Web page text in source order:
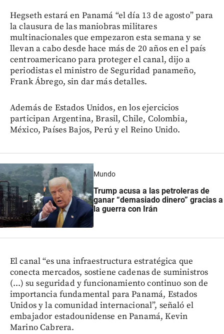
Hegseth estará en Panamá “el día 13 de agosto” para
la clausura de las maniobras militares
multinacionales que empezaron esta semana y se
llevan a cabo desde hace más de 20 años en el país
centroamericano para proteger el canal, dijo a
periodistas el ministro de Seguridad panameño,
Frank Ábrego, sin dar más detalles.
Además de Estados Unidos, en los ejercicios
participan Argentina, Brasil, Chile, Colombia,
México, Países Bajos, Perú y el Reino Unido.
Mundo
Trump acusa a las petroleras de
ganar “demasiado dinero” gracias a
la guerra con Irán
El canal “es una infraestructura estratégica que
conecta mercados, sostiene cadenas de suministros
(...) su seguridad y funcionamiento continuo son de
importancia fundamental para Panamá, Estados
Unidos y la comunidad internacional”, señaló el
embajador estadounidense en Panamá, Kevin
Marino Cabrera.